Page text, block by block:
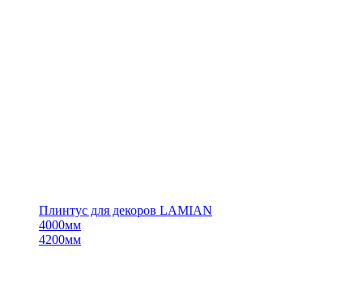
Плинтус для декоров LAMIAN
4000мм
4200мм